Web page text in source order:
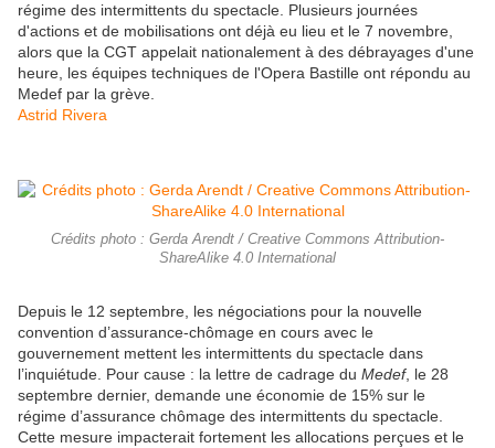
régime des intermittents du spectacle. Plusieurs journées
d'actions et de mobilisations ont déjà eu lieu et le 7 novembre,
alors que la CGT appelait nationalement à des débrayages d'une
heure, les équipes techniques de l'Opera Bastille ont répondu au
Medef par la grève.
Astrid Rivera
Crédits photo : Gerda Arendt / Creative Commons Attribution-
ShareAlike 4.0 International
Depuis le 12 septembre, les négociations pour la nouvelle
convention d’assurance-chômage en cours avec le
gouvernement mettent les intermittents du spectacle dans
l’inquiétude. Pour cause : la lettre de cadrage du Medef, le 28
septembre dernier, demande une économie de 15% sur le
régime d’assurance chômage des intermittents du spectacle.
Cette mesure impacterait fortement les allocations perçues et le